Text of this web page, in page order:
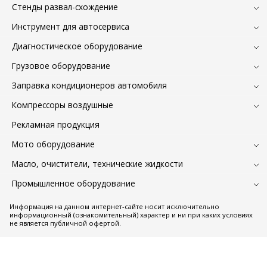
Стенды развал-схождение
Инструмент для автосервиса
Диагностическое оборудование
Грузовое оборудование
Заправка кондиционеров автомобиля
Компрессоры воздушные
Рекламная продукция
Мото оборудование
Масло, очистители, технические жидкости
Промышленное оборудование
Информация на данном интернет-сайте носит исключительно
информационный (ознакомительный) характер и ни при каких условиях
не является публичной офертой.